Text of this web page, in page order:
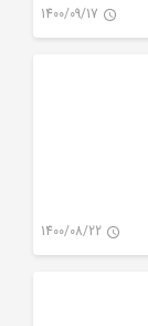
1400/09/17
تنباکو
1400/08/22
تنباکو